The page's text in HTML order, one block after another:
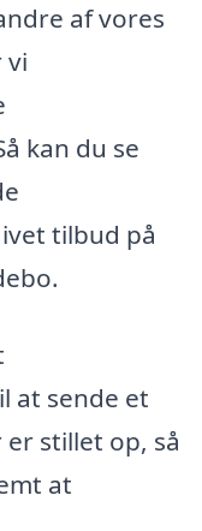
af vores
vi
kan du se
tilbud på
at sende et
stillet op, så
at